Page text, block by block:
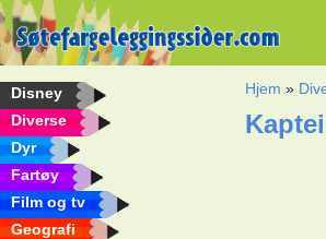
Disney
Diverse
Dyr
Fartøy
Film og tv
Geografi
Hjem »